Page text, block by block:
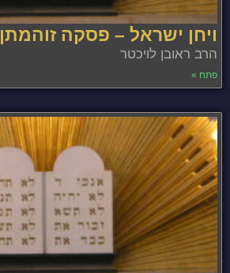
ויחן ישראל – פסקה זוהמתן
הרב ראובן לויכטר
פתח »